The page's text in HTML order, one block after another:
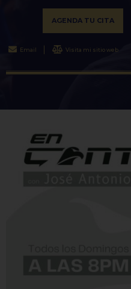
AGENDA TU CITA
Email Visita mi sitio web